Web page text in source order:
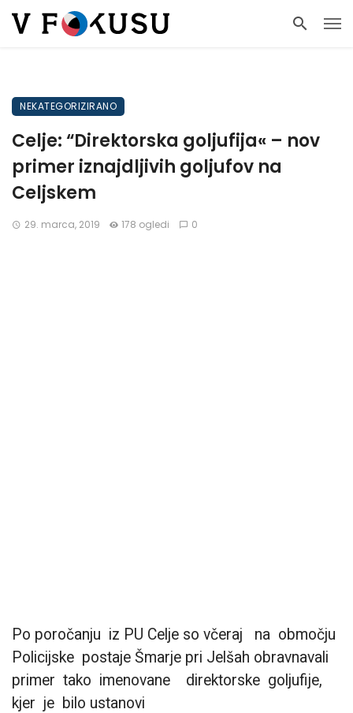
NEKATEGORIZIRANO
Celje: “Direktorska goljufija« – nov
primer iznajdljivih goljufov na
Celjskem
29. marca, 2019 178 ogledi 0
Po poročanju iz PU Celje so včeraj na območju
Policijske postaje Šmarje pri Jelšah obravnavali
primer tako imenovane direktorske goljufije,
kjer je bilo ustanovi